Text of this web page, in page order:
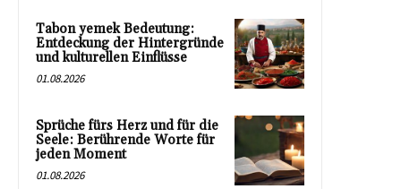
Tabon yemek Bedeutung:
Entdeckung der Hintergründe
und kulturellen Einflüsse
01.08.2026
Sprüche fürs Herz und für die
Seele: Berührende Worte für
jeden Moment
01.08.2026